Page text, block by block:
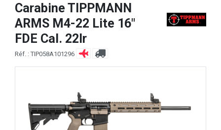
Carabine TIPPMANN
ARMS M4-22 Lite 16"
FDE Cal. 22lr
Réf. : TIP058A101296